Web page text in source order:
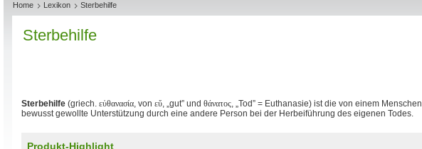
Home Lexikon Sterbehilfe
Sterbehilfe
Sterbehilfe (griech. εὐθανασία, von εὔ, „gut” und θάνατος, „Tod” = Euthanasie) ist die von einem Menschen
bewusst gewollte Unterstützung durch eine andere Person bei der Herbeiführung des eigenen Todes.
Produkt-Highlight